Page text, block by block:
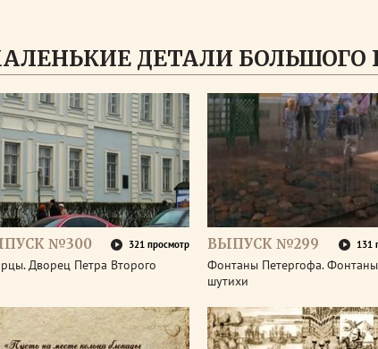
ДЕТАЛИ БОЛЬШОГО
№300 321 просмотр
Дворец Петра Второго
ВЫПУСК №299 131
Фонтаны Петергофа.
шутихи